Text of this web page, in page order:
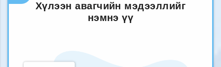
Хүлээн авагчийн мэдээллийг
нэмнэ үү